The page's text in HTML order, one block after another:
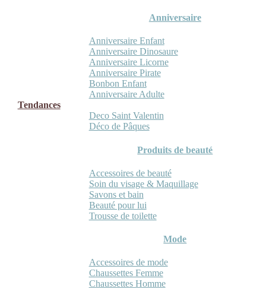
Anniversaire
Anniversaire Enfant
Anniversaire Dinosaure
Anniversaire Licorne
Anniversaire Pirate
Bonbon Enfant
Anniversaire Adulte
Tendances
Deco Saint Valentin
Déco de Pâques
Produits de beauté
Accessoires de beauté
Soin du visage & Maquillage
Savons et bain
Beauté pour lui
Trousse de toilette
Mode
Accessoires de mode
Chaussettes Femme
Chaussettes Homme